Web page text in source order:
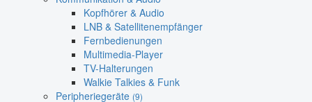
Kopfhörer & Audio
LNB & Satellitenempfänger
Fernbedienungen
Multimedia-Player
TV-Halterungen
Walkie Talkies & Funk
Peripheriegeräte (9)